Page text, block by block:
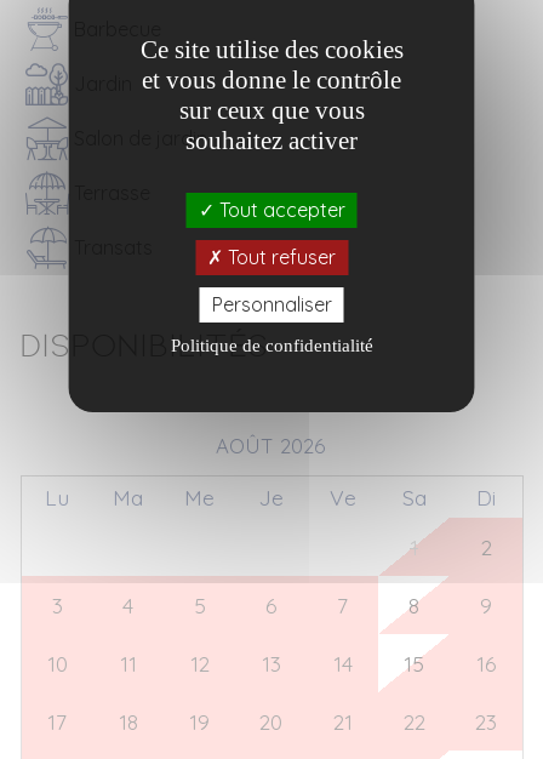
Salon de jardin
Disponibilités
AOÛT 2026
Lu Ma Me Je Ve Sa
Di
1 2
3 4 5 6 7 8 9
10 11 12 13 14 15 16
17 18 19 20 21 22 23
Ce site utilise des cookies
et vous donne le contrôle
sur ceux que vous
souhaitez activer
Tout accepter
Tout refuser
Personnaliser
Politique de confidentialité